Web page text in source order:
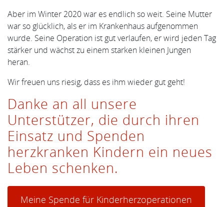
Aber im Winter 2020 war es endlich so weit. Seine Mutter
war so glücklich, als er im Krankenhaus aufgenommen
wurde. Seine Operation ist gut verlaufen, er wird jeden Tag
stärker und wächst zu einem starken kleinen Jungen
heran.
Wir freuen uns riesig, dass es ihm wieder gut geht!
Danke an all unsere
Unterstützer, die durch ihren
Einsatz und Spenden
herzkranken Kindern ein neues
Leben schenken.
Meine Spende für Kinderherzoperationen